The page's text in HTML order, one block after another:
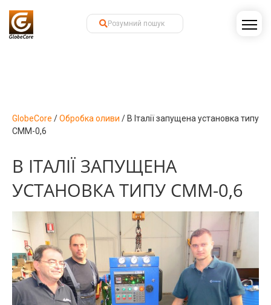
GlobeCore /Обробка оливи / В Італії запущена установка типу
СММ-0,6
В ІТАЛІЇ ЗАПУЩЕНА
УСТАНОВКА ТИПУ СММ-0,6